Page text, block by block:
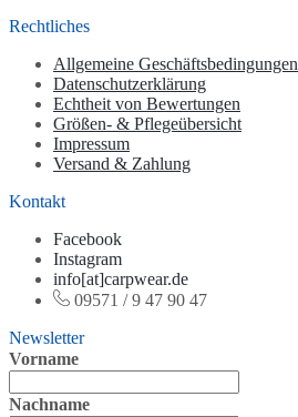
Rechtliches
Allgemeine Geschäftsbedingungen
Datenschutzerklärung
Echtheit von Bewertungen
Größen- & Pflegeübersicht
Impressum
Versand & Zahlung
Kontakt
Facebook
Instagram
info[at]carpwear.de
09571 / 9 47 90 47
Newsletter
Vorname
Nachname